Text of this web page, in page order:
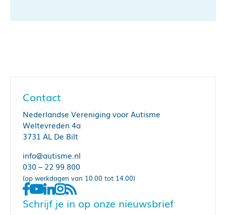
Contact
Nederlandse Vereniging voor Autisme
Weltevreden 4a
3731 AL De Bilt
info@autisme.nl
030 – 22 99 800
(op werkdagen van 10.00 tot 14.00)
Schrijf je in op onze nieuwsbrief